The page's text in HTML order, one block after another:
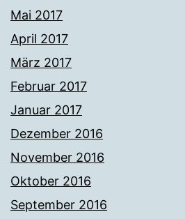
Mai 2017
April 2017
März 2017
Februar 2017
Januar 2017
Dezember 2016
November 2016
Oktober 2016
September 2016